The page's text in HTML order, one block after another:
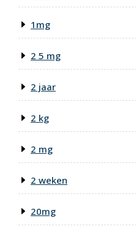
1mg
2 5 mg
2 jaar
2 kg
2 mg
2 weken
20mg